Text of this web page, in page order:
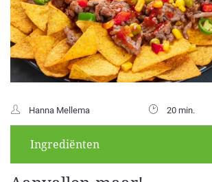
Hanna Mellema 20 min.
Ingrediënten